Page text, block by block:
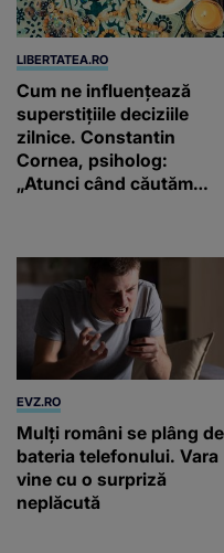
LIBERTATEA.RO
Cum ne influențează
superstițiile deciziile
zilnice. Constantin
Cornea, psiholog:
„Atunci când căutăm
că dezvoltăm tulburări”
EVZ.RO
Mulți români se plâng de
bateria telefonului. Vara
vine cu o surpriză
neplăcută